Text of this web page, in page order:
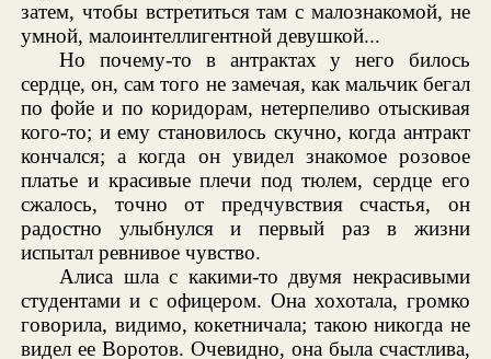
затем, чтобы встретиться там с малознакомой, не
умной, малоинтеллигентной девушкой...
Но почему-то в антрактах у него билось
сердце, он, сам того не замечая, как мальчик бегал
по фойе и по коридорам, нетерпеливо отыскивая
кого-то; и ему становилось скучно, когда антракт
кончался; а когда он увидел знакомое розовое
платье и красивые плечи под тюлем, сердце его
сжалось, точно от предчувствия счастья, он
радостно улыбнулся и первый раз в жизни
испытал ревнивое чувство.
Алиса шла с какими-то двумя некрасивыми
студентами и с офицером. Она хохотала, громко
говорила, видимо, кокетничала; такою никогда не
видел ее Воротов. Очевидно, она была счастлива,